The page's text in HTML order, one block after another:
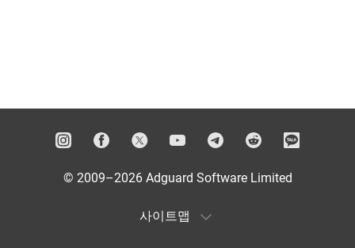
© 2009–2026 Adguard Software Limited
사이트맵